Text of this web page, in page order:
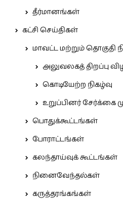
தீர்மானங்கள்
கட்சி செய்திகள்
மாவட்ட மற்றும் தொகுதி
அலுவலகத் திறப்பு
கொடியேற்ற நிகழ்வு
உறுப்பினர் சேர்க்கை
பொதுக்கூட்டங்கள்
போராட்டங்கள்
கலந்தாய்வுக் கூட்டங்கள்
நினைவேந்தல்கள்
கருத்தரங்கங்கள்